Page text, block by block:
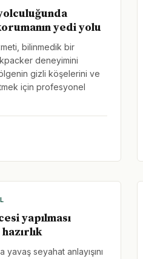
yedi yolu
bilinmedik bir
deneyimini
gizli köşelerini ve
için profesyonel
yapılması
yavaş seyahat anlayışını